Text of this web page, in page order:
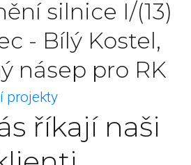
silnice I/(13)
- Bílý Kostel,
násep pro RK
projekty
říkají naši